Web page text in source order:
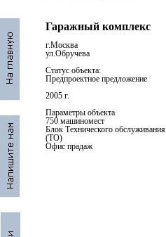
Гаражный комплекс
г.Москва
ул.Обручева
Статус объекта:
Предпроектное предложение
2005 г.
Параметры объекта
750 машиномест
Блок Технического обслуживания
(ТО)
Офис прадаж